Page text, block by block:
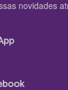
novidades